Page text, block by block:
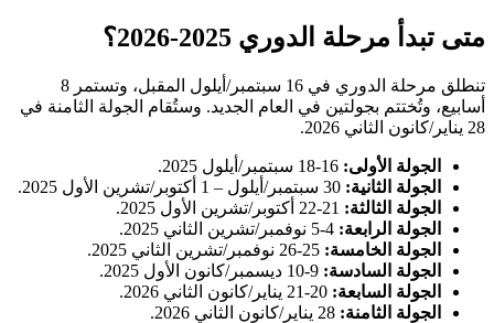
متى تبدأ مرحلة الدوري 2025-2026؟
تنطلق مرحلة الدوري في 16 سبتمبر/أيلول المقبل، وتستمر 8
أسابيع، وتُختتم بجولتين في العام الجديد. وستُقام الجولة الثامنة في
28 يناير/كانون الثاني 2026.
الجولة الأولى: 16-18 سبتمبر/أيلول 2025.
الجولة الثانية: 30 سبتمبر/أيلول – 1 أكتوبر/تشرين الأول 2025.
الجولة الثالثة: 21-22 أكتوبر/تشرين الأول 2025.
الجولة الرابعة: 4-5 نوفمبر/تشرين الثاني 2025.
الجولة الخامسة: 25-26 نوفمبر/تشرين الثاني 2025.
الجولة السادسة: 9-10 ديسمبر/كانون الأول 2025.
الجولة السابعة: 20-21 يناير/كانون الثاني 2026.
الجولة الثامنة: 28 يناير/كانون الثاني 2026.